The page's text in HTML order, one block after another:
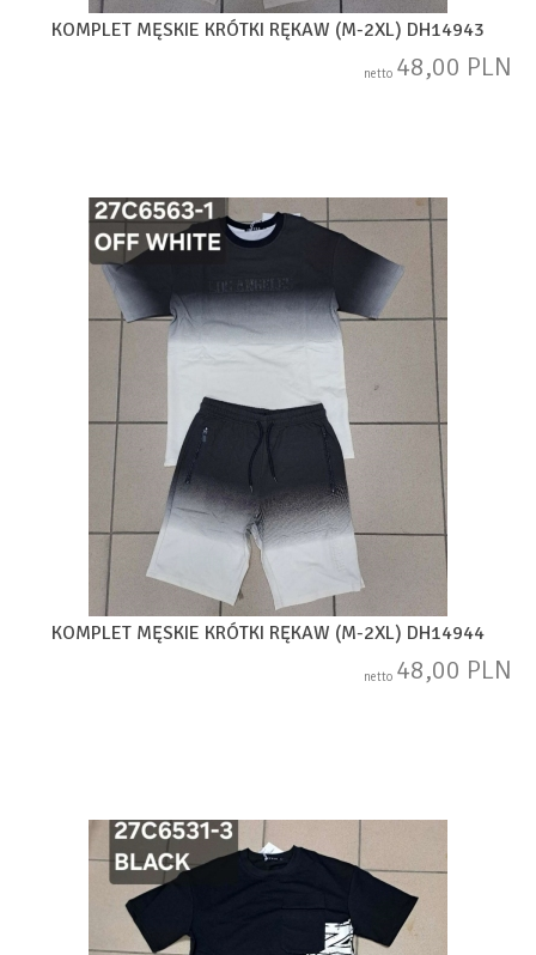
KOMPLET MĘSKIE KRÓTKI RĘKAW (M-2XL) DH14943
netto 48,00 PLN
KOMPLET MĘSKIE KRÓTKI RĘKAW (M-2XL) DH14944
netto 48,00 PLN